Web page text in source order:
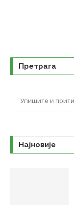
Претрага
Најновије